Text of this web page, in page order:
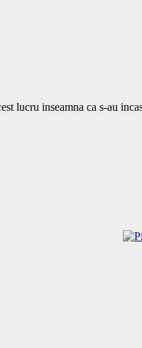
lucru inseamna ca s-au